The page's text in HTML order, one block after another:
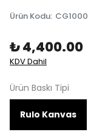
Ürün Kodu: CG1000
₺ 4,400.00
KDV Dahil
Ürün Baskı Tipi
Rulo Kanvas